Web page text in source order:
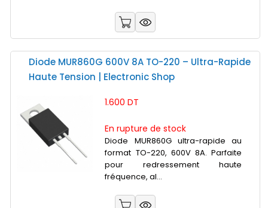
Diode MUR860G 600V 8A TO-220 – Ultra-Rapide
Haute Tension | Electronic Shop
1.600 DT
En rupture de stock
Diode MUR860G ultra-rapide au
format TO-220, 600V 8A. Parfaite
pour redressement haute
fréquence, al...